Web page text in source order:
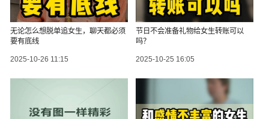
无论怎么想脱单追女生，聊天都必须
要有底线
2025-10-26 11:15
节日不会准备礼物给女生转账可以
吗？
2025-10-25 16:05